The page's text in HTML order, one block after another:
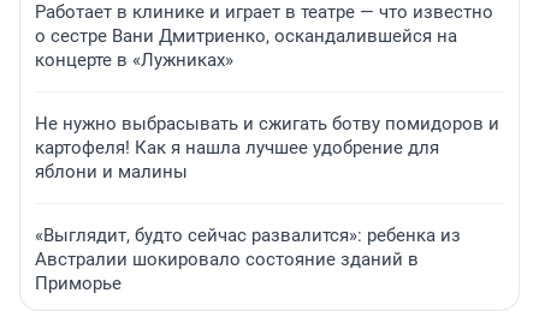
Работает в клинике и играет в театре — что известно
о сестре Вани Дмитриенко, оскандалившейся на
концерте в «Лужниках»
Не нужно выбрасывать и сжигать ботву помидоров и
картофеля! Как я нашла лучшее удобрение для
яблони и малины
«Выглядит, будто сейчас развалится»: ребенка из
Австралии шокировало состояние зданий в
Приморье